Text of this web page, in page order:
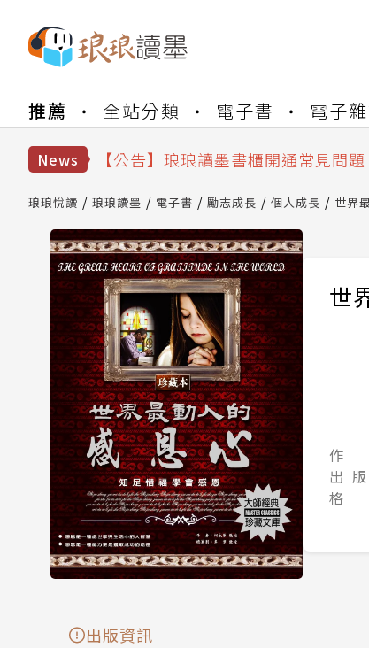
推薦 全站分類 電子書 電子
News
【公告】琅琅讀墨數位閱讀資產合
【公告】琅琅讀墨 3 分鐘完成書櫃
【公告】琅琅讀墨數位閱讀資產合
琅琅悅讀 琅琅讀墨 電子書 勵志成長 個人成長 世界
世
作
出
格
出版資訊